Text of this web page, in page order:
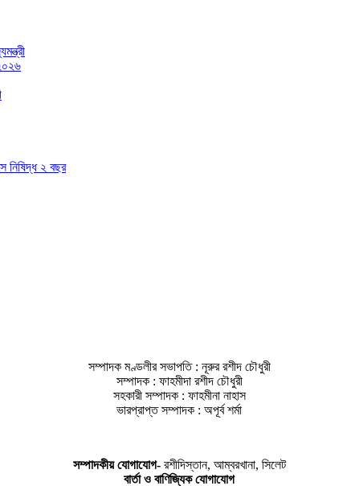
নিষিদ্ধ ২ বছর
সম্পাদক মণ্ডলীর সভাপতি : নূরুর রশীদ চৌধুরী
সম্পাদক : ফাহমীদা রশীদ চৌধুরী
সহকারী সম্পাদক : ফাহমীনা নাহাস
ভারপ্রাপ্ত সম্পাদক : অপূর্ব শর্মা
সম্পাদকীয় যােগাযোগ-রশীদিস্তান, আম্বরখানা, সিলেট
বার্তা ও বাণিজ্যিক যোগাযােগ